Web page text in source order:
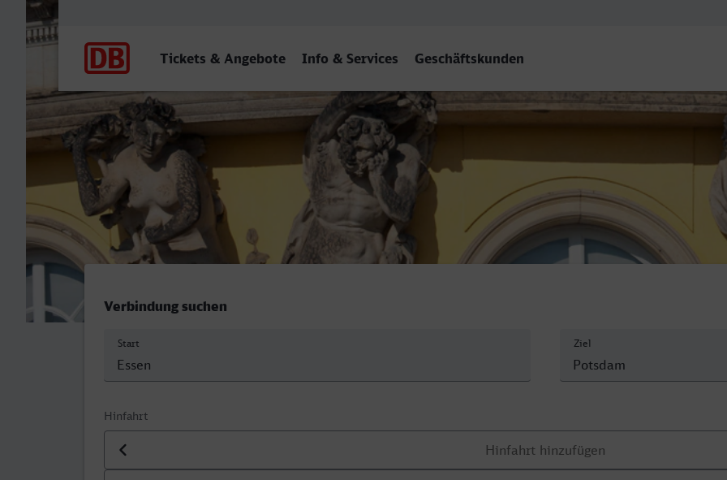
Tickets & Angebote Info & Services Geschäftskunden
Essen Hbf - Potsdam Hbf (S)
Verbindung suchen
Start Ziel
Hinfahrt
Datum der Hinfahrt